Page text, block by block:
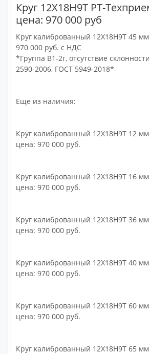
Круг 12Х18Н9Т РТ-
цена: 970 000 руб
Круг калиброванный 12Х18Н9Т 45
970 000 руб. с НДС
*Группа В1-2г, отсутствие
2590-2006, ГОСТ 5949-2018*
Еще из наличия:
Круг калиброванный 12Х18Н9Т 12
цена: 970 000 руб.
Круг калиброванный 12Х18Н9Т 16
цена: 970 000 руб.
Круг калиброванный 12Х18Н9Т 36
цена: 970 000 руб.
Круг калиброванный 12Х18Н9Т 40
цена: 970 000 руб.
Круг калиброванный 12Х18Н9Т 60
цена: 970 000 руб.
Круг калиброванный 12Х18Н9Т 65